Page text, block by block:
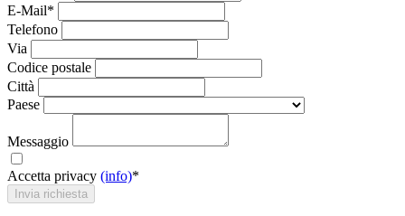
E-Mail*
Telefono
Via
Codice postale
Città
Paese
Messaggio
Accetta privacy (info)*
Invia richiesta